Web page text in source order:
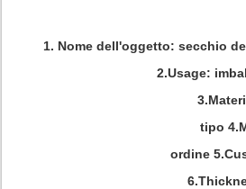
1. Nome dell'oggetto: secchio
2.Usage:
tipo
ordine